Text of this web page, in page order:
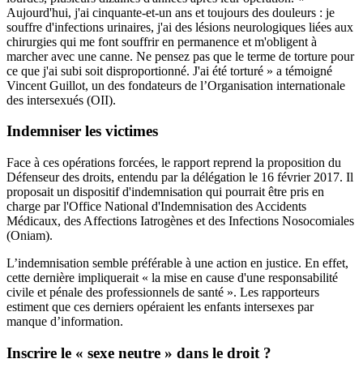
Aujourd'hui, j'ai cinquante-et-un ans et toujours des douleurs : je
souffre d'infections urinaires, j'ai des lésions neurologiques liées aux
chirurgies qui me font souffrir en permanence et m'obligent à
marcher avec une canne. Ne pensez pas que le terme de torture pour
ce que j'ai subi soit disproportionné. J'ai été torturé » a témoigné
Vincent Guillot, un des fondateurs de l’Organisation internationale
des intersexués (OII).
Indemniser les victimes
Face à ces opérations forcées, le rapport reprend la proposition du
Défenseur des droits, entendu par la délégation le 16 février 2017. Il
proposait un dispositif d'indemnisation qui pourrait être pris en
charge par l'Office National d'Indemnisation des Accidents
Médicaux, des Affections Iatrogènes et des Infections Nosocomiales
(Oniam).
L’indemnisation semble préférable à une action en justice. En effet,
cette dernière impliquerait « la mise en cause d'une responsabilité
civile et pénale des professionnels de santé ». Les rapporteurs
estiment que ces derniers opéraient les enfants intersexes par
manque d’information.
Inscrire le « sexe neutre » dans le droit ?